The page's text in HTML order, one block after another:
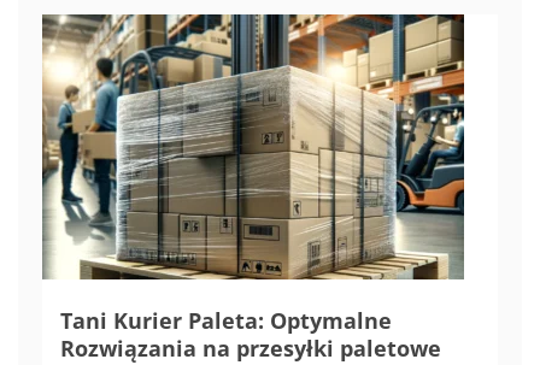
Tani Kurier Paleta: Optymalne
Rozwiązania na przesyłki paletowe